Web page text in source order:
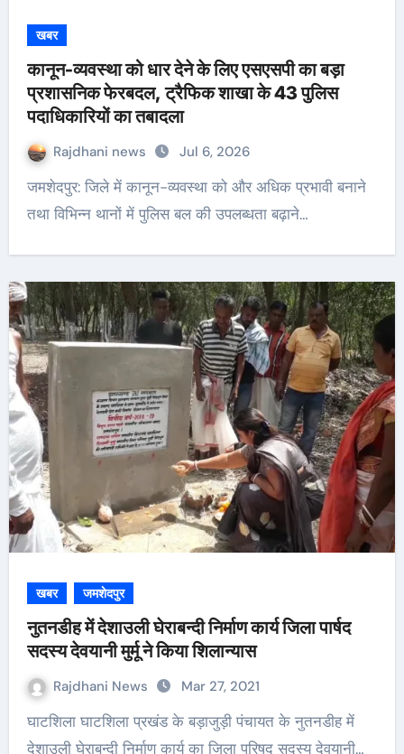
खबर
कानून-व्यवस्था को धार देने के लिए एसएसपी का बड़ा
प्रशासनिक फेरबदल, ट्रैफिक शाखा के 43 पुलिस
पदाधिकारियों का तबादला
Rajdhani news Jul 6, 2026
जमशेदपुर: जिले में कानून-व्यवस्था को और अधिक प्रभावी बनाने
तथा विभिन्न थानों में पुलिस बल की उपलब्धता बढ़ाने…
खबर जमशेदपुर
नुतनडीह में देशाउली घेराबन्दी निर्माण कार्य जिला पार्षद
सदस्य देवयानी मुर्मू ने किया शिलान्यास
Rajdhani News Mar 27, 2021
घाटशिला घाटशिला प्रखंड के बड़ाजुड़ी पंचायत के नुतनडीह में
देशाउली घेराबन्दी निर्माण कार्य का जिला परिषद सदस्य देवयानी…